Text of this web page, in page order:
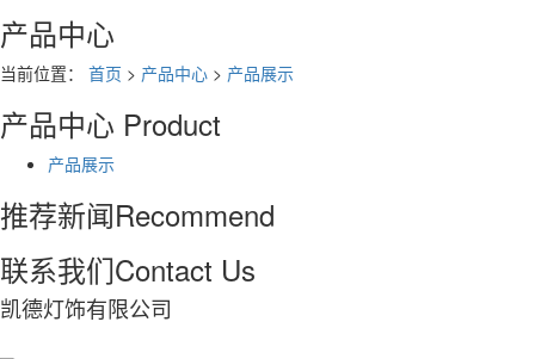
产品中心
当前位置： 首页 > 产品中心 > 产品展示
产品中心 Product
产品展示
推荐新闻Recommend
联系我们Contact Us
凯德灯饰有限公司